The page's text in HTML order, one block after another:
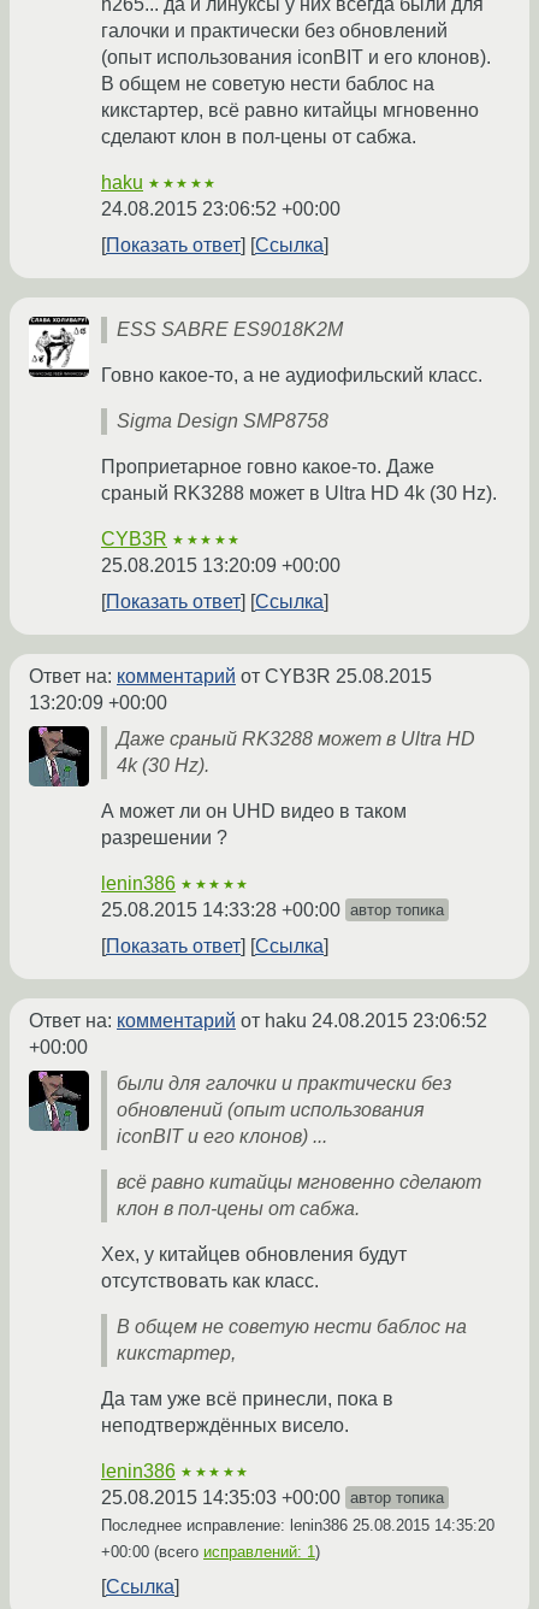
h265... да и линуксы у них всегда были для
галочки и практически без обновлений
(опыт использования iconBIT и его клонов).
В общем не советую нести баблос на
кикстартер, всё равно китайцы мгновенно
сделают клон в пол-цены от сабжа.
haku ★★★★★
24.08.2015 23:06:52 +00:00
Показать ответ
Ссылка
ESS SABRE ES9018K2M
Говно какое-то, а не аудиофильский класс.
Sigma Design SMP8758
Проприетарное говно какое-то. Даже
сраный RK3288 может в Ultra HD 4k (30 Hz).
CYB3R ★★★★★
25.08.2015 13:20:09 +00:00
Показать ответ
Ссылка
Ответ на: комментарий от CYB3R 25.08.2015
13:20:09 +00:00
Даже сраный RK3288 может в Ultra HD
4k (30 Hz).
А может ли он UHD видео в таком
разрешении ?
lenin386 ★★★★★
25.08.2015 14:33:28 +00:00 автор топика
Показать ответ Ссылка
Ответ на: комментарий от haku 24.08.2015 23:06:52
+00:00
были для галочки и практически без
обновлений (опыт использования
iconBIT и его клонов) ...
всё равно китайцы мгновенно сделают
клон в пол-цены от сабжа.
Хех, у китайцев обновления будут
отсутствовать как класс.
В общем не советую нести баблос на
кикстартер,
Да там уже всё принесли, пока в
неподтверждённых висело.
lenin386 ★★★★★
25.08.2015 14:35:03 +00:00 автор топика
Последнее исправление: lenin386 25.08.2015 14:35:20
+00:00 (всего исправлений: 1)
Ссылка